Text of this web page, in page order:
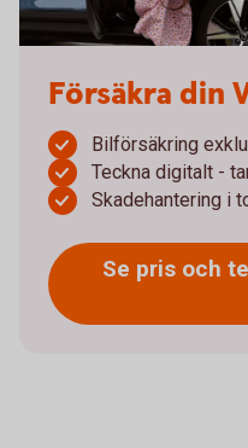
Försäkra din
Bilförsäkring
Teckna digitalt -
Skadehantering i
Se pris och